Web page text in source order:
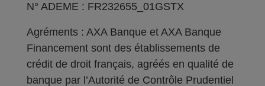
N° ADEME : FR232655_01GSTX
Agréments : AXA Banque et AXA Banque
Financement sont des établissements de
crédit de droit français, agréés en qualité de
banque par l’Autorité de Contrôle Prudentiel